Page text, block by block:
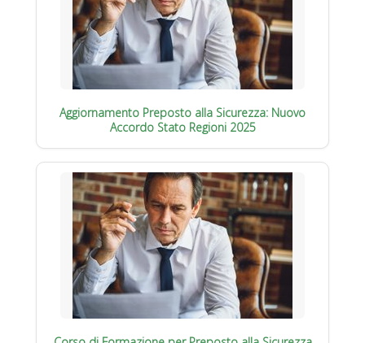
Aggiornamento Preposto alla Sicurezza: Nuovo
Accordo Stato Regioni 2025